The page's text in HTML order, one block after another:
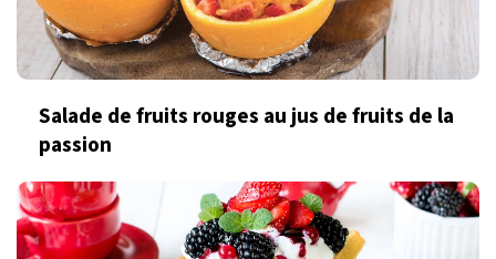
Salade de fruits rouges au jus de fruits de la
passion